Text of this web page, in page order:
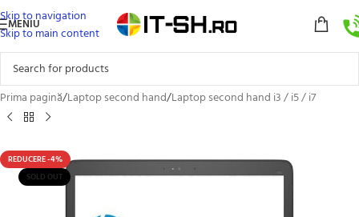
Skip to navigation
Skip to main content
MENIU
Prima pagină/Laptop second hand/Laptop second hand i3 / i5 / i7
REDUCERE -4%
SOLD OUT